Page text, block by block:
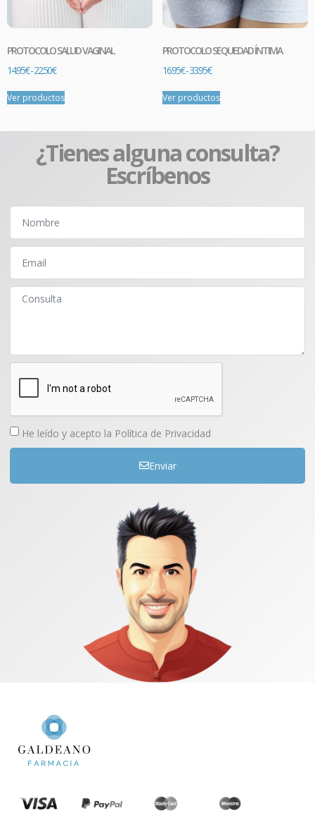
PROTOCOLO SALUD VAGINAL
14.95€-22.50€
Ver productos
PROTOCOLO SEQUEDAD ÍNTIMA
16.95€-33.95€
Ver productos
¿Tienes alguna consulta?
Escríbenos
He leído y acepto la Política de Privacidad
Enviar
Comprar